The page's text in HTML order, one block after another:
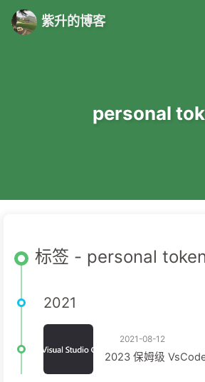
紫升的博客
personal
标签 - personal
2021
2021-08-12
2023 保姆级